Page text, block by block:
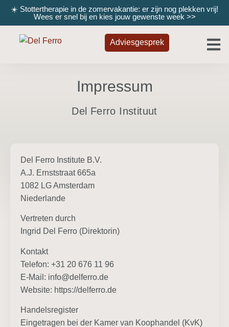
☀️ Stottertherapie in de zomervakantie: er zijn nog plekken vrij!
Wees er snel bij en kies jouw gewenste week >>
Adviesgesprek
Impressum
Del Ferro Instituut
Del Ferro Institute B.V.
A.J. Ernststraat 665a
1082 LG Amsterdam
Niederlande
Vertreten durch
Ingrid Del Ferro (Direktorin)
Kontakt
Telefon: +31 20 676 11 96
E-Mail: info@delferro.de
Website: https://delferro.de
Handelsregister
Eingetragen bei der Kamer van Koophandel (KvK)